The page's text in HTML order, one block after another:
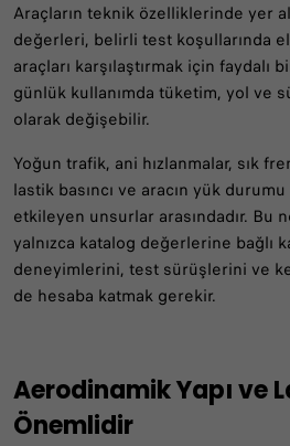
Araçların teknik özelliklerinde yer
değerleri, belirli test koşullarında
araçları karşılaştırmak için faydalı
günlük kullanımda tüketim, yol ve
olarak değişebilir.
Yoğun trafik, ani hızlanmalar, sık
lastik basıncı ve aracın yük
etkileyen unsurlar arasındadır. Bu
yalnızca katalog değerlerine bağlı
deneyimlerini, test sürüşlerini ve
de hesaba katmak gerekir.
Aerodinamik Yapı ve
Önemlidir